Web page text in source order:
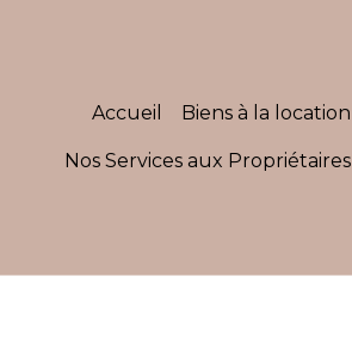
Accueil Biens à la location
Nos Services aux Propriétaires